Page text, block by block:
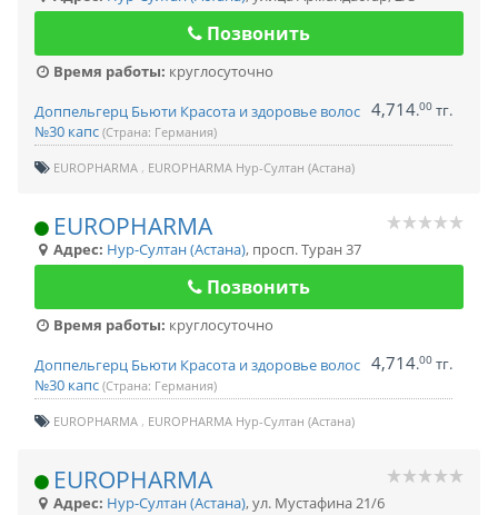
Позвонить
Время работы: круглосуточно
Доппельгерц Бьюти Красота и здоровье волос
№30 капс (Страна: Германия)
4,714.00 тг.
EUROPHARMA EUROPHARMA Нур-Султан (Астана)
EUROPHARMA
Адрес: Нур-Султан (Астана), просп. Туран 37
Позвонить
Время работы: круглосуточно
Доппельгерц Бьюти Красота и здоровье волос
№30 капс (Страна: Германия)
4,714.00 тг.
EUROPHARMA EUROPHARMA Нур-Султан (Астана)
EUROPHARMA
Адрес: Нур-Султан (Астана),ул. Мустафина 21/6